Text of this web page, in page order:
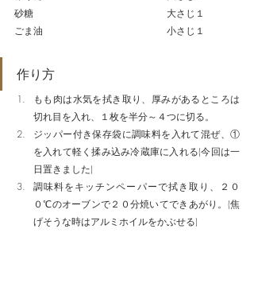
砂糖　　　　　　　　　　　　　　大さじ１
ごま油　　　　　　　　　　　　　小さじ１
作り方
もも肉は水気を拭き取り、厚みがあるところは
切れ目を入れ、１枚を半分～４つに切る。
ジッパー付き保存袋に調味料を入れて混ぜ、①
を入れて軽く揉み込み冷蔵庫に入れる(今回は一
日置きました)
調味料をキッチンペーパーで拭き取り、２０
０℃のオーブンで２０分焼いてできあがり。(焦
げそうな時はアルミホイルをかぶせる)